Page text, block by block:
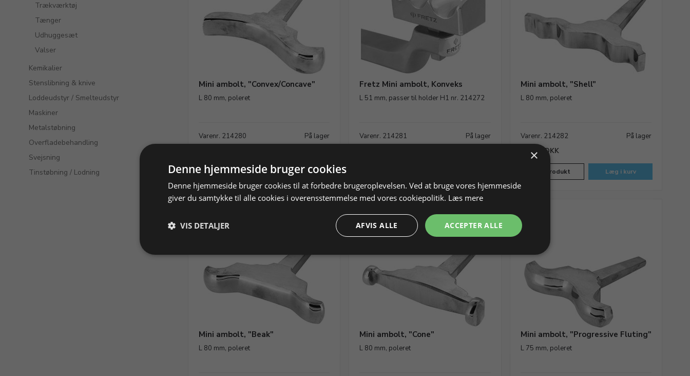
Trækværktøj
Tænger
Udhuggesæt
Valser
Kemikalier
Stenslibning & knive
Loddeudstyr / Smelteudstyr
Maskiner
Metalstøbning
Overfladebehandling
Svejsning
Tinstøbning / Lodning
Mini ambolt, "Convex/Concave"
L 80 mm, poleret
Varenr. 214280
På lager
Vis produkt Læg i kurv
Fretz Mini ambolt, Konveks
L 51 mm, passer til holder H1 nr. 214272
Varenr. 214281
På lager
Mini ambolt, "Shell"
L 80 mm, poleret
Varenr. 214282
På lager
257,50 DKK
Vis produkt Læg i kurv
Mini ambolt, "Beak"
L 80 mm, poleret
Mini ambolt, "Cone"
L 80 mm, poleret
Mini ambolt, "Progressive Fluting"
L 75 mm, poleret
×
Denne hjemmeside bruger cookies
Denne hjemmeside bruger cookies til at forbedre brugeroplevelsen. Ved at bruge vores hjemmeside
giver du samtykke til alle cookies i overensstemmelse med vores cookiepolitik. Læs mere
ACCEPTER ALLE
AFVIS ALLE
VIS DETALJER